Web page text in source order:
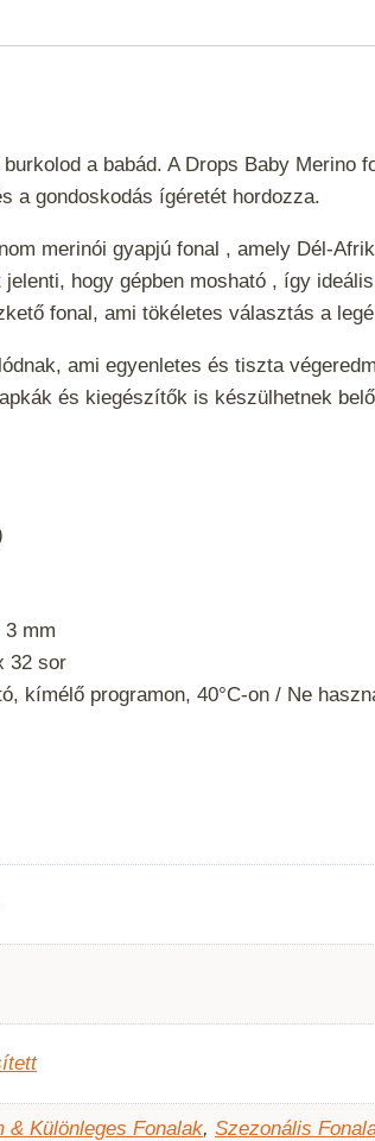
a babád. A Drops Baby
a gondoskodás ígéretét hordozza.
merinói gyapjú fonal , amely Dél-
hogy gépben mosható , így
fonal, ami tökéletes választás a
ami egyenletes és tiszta
és kiegészítők is készülhetnek
3 mm
32 sor
kímélő programon, 40°C-on / Ne
& Különleges Fonalak, Szezonális